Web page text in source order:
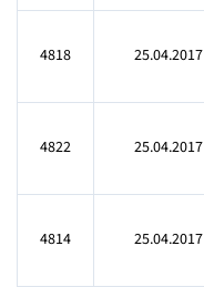
4818 25.04.2017
4822 25.04.2017
4814 25.04.2017